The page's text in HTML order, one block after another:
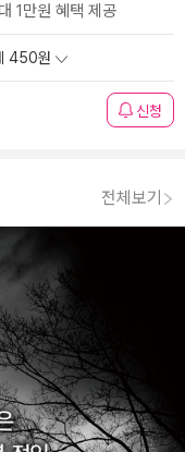
1만원 혜택 제공
450원
신청
전체보기